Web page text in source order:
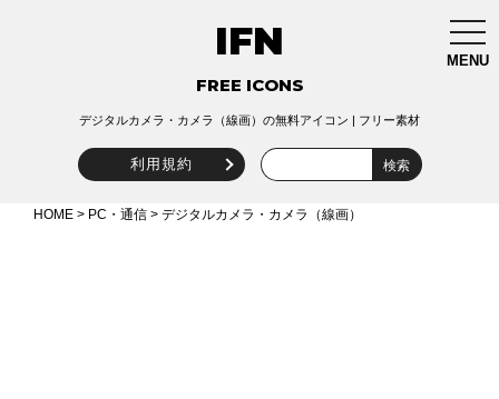
MENU
IFN
FREE ICONS
デジタルカメラ・カメラ（線画）の無料アイコン | フリー素材
利用規約
HOME > PC・通信 > デジタルカメラ・カメラ（線画）